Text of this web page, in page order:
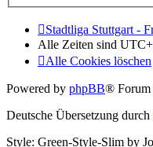
Stadtliga Stuttgart -
Alle Zeiten sind
Alle Cookies löschen
Powered by phpBB® Forum
Deutsche Übersetzung durch
Style: Green-Style-Slim by